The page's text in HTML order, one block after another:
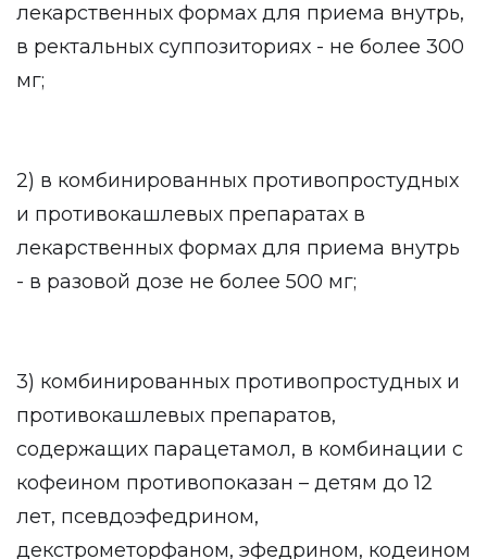
лекарственных формах для приема внутрь,
в ректальных суппозиториях - не более 300
мг;
2) в комбинированных противопростудных
и противокашлевых препаратах в
лекарственных формах для приема внутрь
- в разовой дозе не более 500 мг;
3) комбинированных противопростудных и
противокашлевых препаратов,
содержащих парацетамол, в комбинации с
кофеином противопоказан – детям до 12
лет, псевдоэфедрином,
декстрометорфаном, эфедрином, кодеином